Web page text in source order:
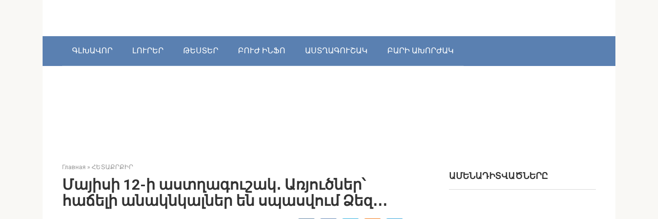
ԳԼԽԱՎՈՐ ԼՈՒՐԵՐ ԹԵՍՏԵՐ ԲՈՒԺ ԻՆՖՈ ԱՍՏՂԱԳՈՒՇԱԿ ԲԱՐԻ ԱԽՈՐԺԱԿ
Главная » ՀԵՏԱՔՐՔԻՐ
Մայիսի 12-ի աստղագուշակ․ Առյուծներ՝
հաճելի անակնկալներ են սպասվում Ձեզ․․․
ԱՄԵՆԱԴԻՏՎԱԾՆԵՐԸ